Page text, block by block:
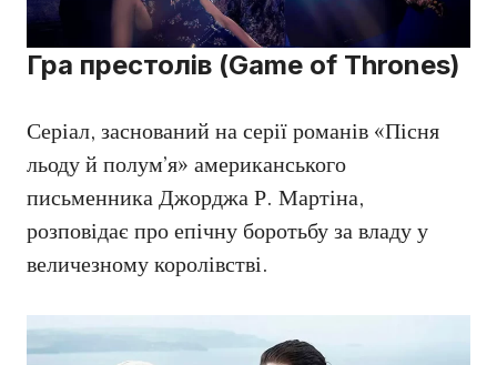
Гра престолів (Game of Thrones)
Серіал, заснований на серії романів «Пісня
льоду й полум’я» американського
письменника Джорджа Р. Мартіна,
розповідає про епічну боротьбу за владу у
величезному королівстві.